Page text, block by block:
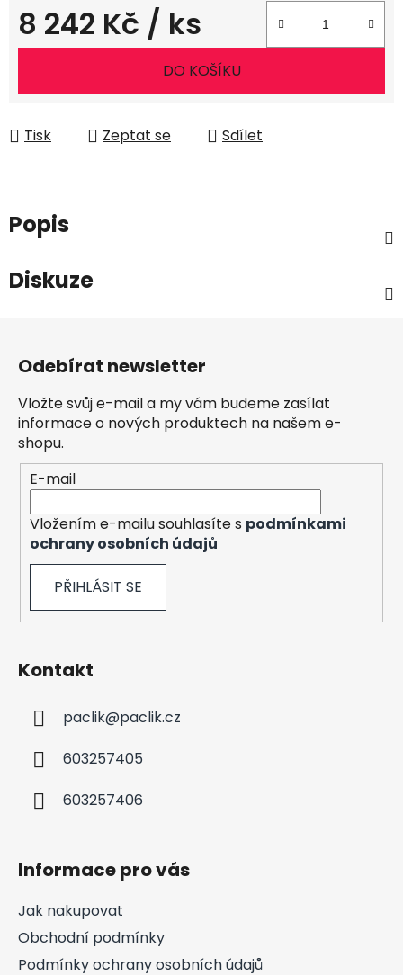
8 242 Kč / ks
Měrná cena:
DO KOŠÍKU
Tisk Zeptat se Sdílet
Popis
Diskuze
Odebírat newsletter
Vložte svůj e-mail a my vám budeme zasílat
informace o nových produktech na našem e-
shopu.
E-mail
Vložením e-mailu souhlasíte s podmínkami
ochrany osobních údajů
PŘIHLÁSIT SE
Kontakt
paclik@paclik.cz
603257405
603257406
Informace pro vás
Jak nakupovat
Obchodní podmínky
Podmínky ochrany osobních údajů